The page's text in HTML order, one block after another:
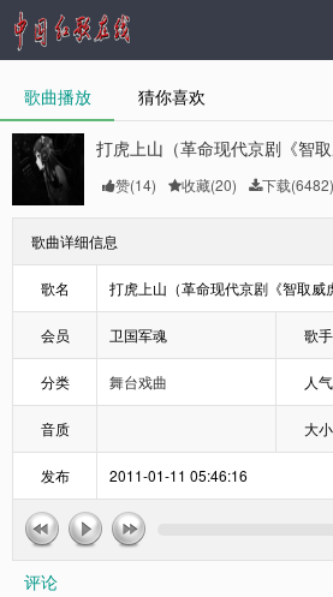
歌曲播放 猜你喜欢
打虎上山（革命现代京剧《智取
赞(14) 收藏(20) 下载(6482)
歌曲详细信息
歌名 打虎上山（革命现代京剧《智取威
会员 卫国军魂 歌手
分类 舞台戏曲 人气
音质 大小
发布 2011-01-11 05:46:16
评论